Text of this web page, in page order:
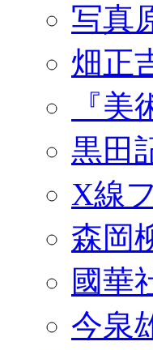
写真
畑正
『
黒田
X線
森岡
國華
今泉